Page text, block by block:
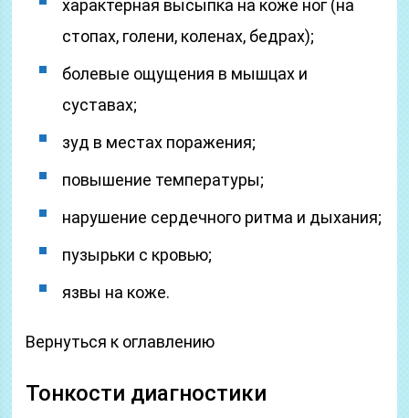
характерная высыпка на коже ног (на
стопах, голени, коленах, бедрах);
болевые ощущения в мышцах и
суставах;
зуд в местах поражения;
повышение температуры;
нарушение сердечного ритма и дыхания;
пузырьки с кровью;
язвы на коже.
Вернуться к оглавлению
Тонкости диагностики